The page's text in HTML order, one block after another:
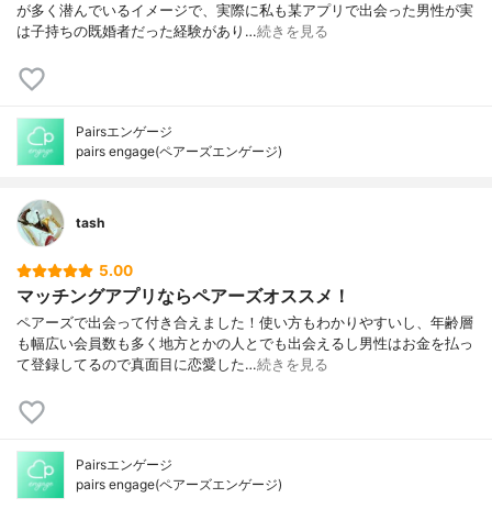
が多く潜んでいるイメージで、実際に私も某アプリで出会った男性が実
は子持ちの既婚者だった経験があり…続きを見る
Pairsエンゲージ
pairs engage(ペアーズエンゲージ)
tash
5.00
マッチングアプリならペアーズオススメ！
ペアーズで出会って付き合えました！使い方もわかりやすいし、年齢層
も幅広い会員数も多く地方とかの人とでも出会えるし男性はお金を払っ
て登録してるので真面目に恋愛した…続きを見る
Pairsエンゲージ
pairs engage(ペアーズエンゲージ)